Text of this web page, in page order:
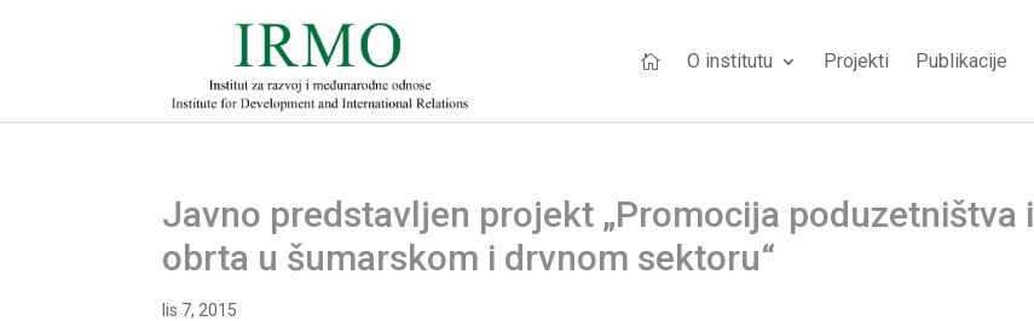
 O institutu Projekti Publikacije
Javno predstavljen projekt „Promocija poduzetništva i
obrta u šumarskom i drvnom sektoru“
lis 7, 2015